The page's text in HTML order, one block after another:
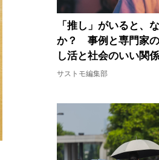
「推し」がいると、
か？ 事例と専門家
し活と社会のいい関
サストモ編集部